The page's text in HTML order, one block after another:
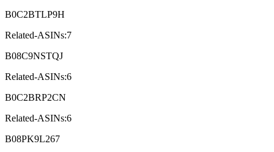
B0C2BTLP9H
Related-ASINs:7
B08C9NSTQJ
Related-ASINs:6
B0C2BRP2CN
Related-ASINs:6
B08PK9L267